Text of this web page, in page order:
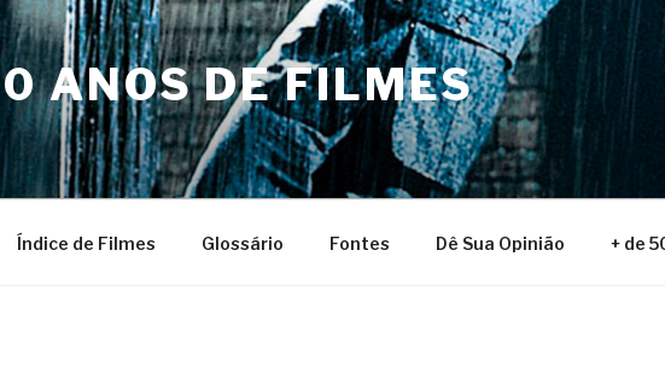
ANOS DE FILMES
Índice de Filmes Glossário Fontes Dê Sua Opinião + de